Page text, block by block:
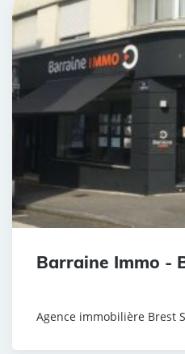
Barraine Immo -
Agence immobilière Brest